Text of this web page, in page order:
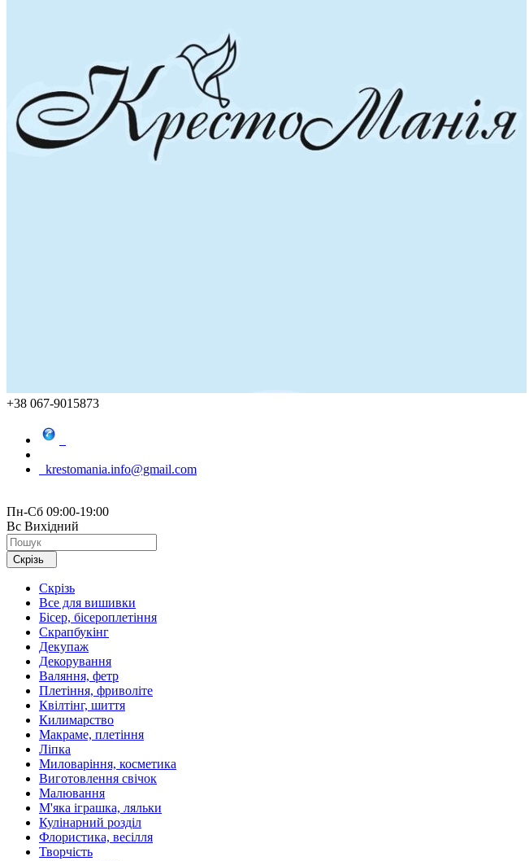
+38 067-9015873
krestomania.info@gmail.com
Пн-Сб 09:00-19:00
Вс Вихідний
Скрізь
Скрізь
Все для вишивки
Бісер, бісероплетіння
Скрапбукінг
Декупаж
Декорування
Валяння, фетр
Плетіння, фриволіте
Квілтінг, шиття
Килимарство
Макраме, плетіння
Ліпка
Миловаріння, косметика
Виготовлення свічок
Малювання
М'яка іграшка, ляльки
Кулінарний розділ
Флористика, весілля
Творчість